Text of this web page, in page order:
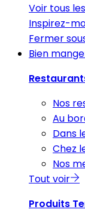
Voir tous
Inspirez-
Fermer
Bien
Nos
Au
Dans
Chez
Nos
Tout voir
Produits